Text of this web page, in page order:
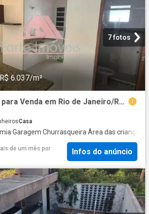
7 fotos
R$ 6.037/m²
Casa / Sobrado para Venda em Rio de Janeiro/RJ Campo Grande 2 Quartos
Casa
·Garagem·Churrasqueira·Área das crianças
de um mês por
Infos do anúncio